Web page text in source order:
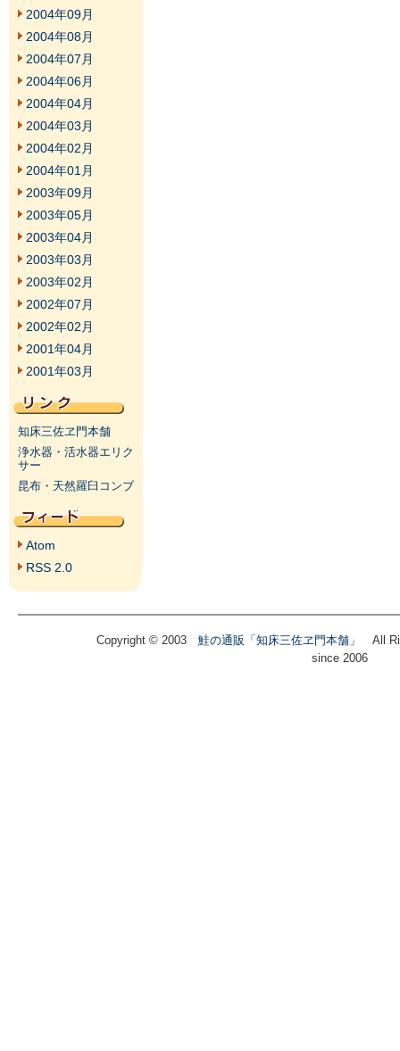
2004年09月
2004年08月
2004年07月
2004年06月
2004年04月
2004年03月
2004年02月
2004年01月
2003年09月
2003年05月
2003年04月
2003年03月
2003年02月
2002年07月
2002年02月
2001年04月
2001年03月
知床三佐ヱ門本舗
浄水器・活水器エリク
サー
昆布・天然羅臼コンブ
Atom
RSS 2.0
Copyright © 2003 鮭の通販「知床三佐ヱ門本舗」
All
since 2006